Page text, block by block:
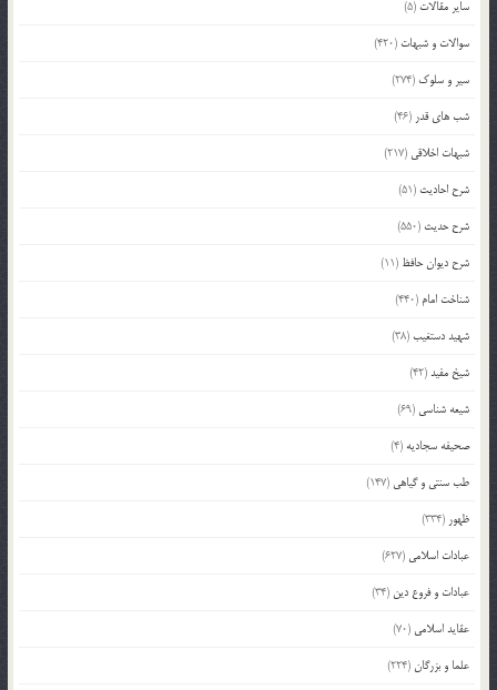
سایر مقالات (5)
سوالات و شبهات (420)
سیر و سلوک (274)
شب های قدر (46)
شبهات اخلاقی (217)
شرح احادیث (51)
شرح حدیث (550)
شرح دیوان حافظ (11)
شناخت امام (440)
شهید دستغیب(38)
شیخ مفید(42)
شیعه شناسی (69)
صحیفه سجادیه (4)
طب سنتی و گیاهی (147)
ظهور (334)
عبادات اسلامی (627)
عبادات و فروع دین (34)
عقاید اسلامی (70)
علما و بزرگان(224)